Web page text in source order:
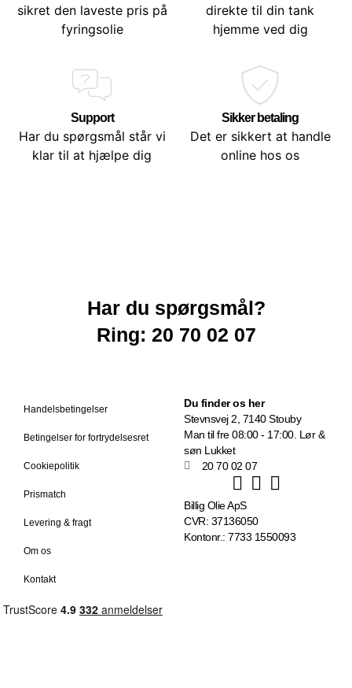
sikret den laveste pris på
fyringsolie
direkte til din tank
hjemme ved dig
Support
Har du spørgsmål står vi
klar til at hjælpe dig
Sikker betaling
Det er sikkert at handle
online hos os
Har du spørgsmål?
Ring: 20 70 02 07
Handelsbetingelser
Betingelser for fortrydelsesret
Cookiepolitik
Prismatch
Levering & fragt
Om os
Kontakt
Du finder os her
Stevnsvej 2, 7140 Stouby
Man til fre 08:00 - 17:00. Lør &
søn Lukket
20 70 02 07
Billig Olie ApS
CVR: 37136050
Kontonr.: 7733 1550093